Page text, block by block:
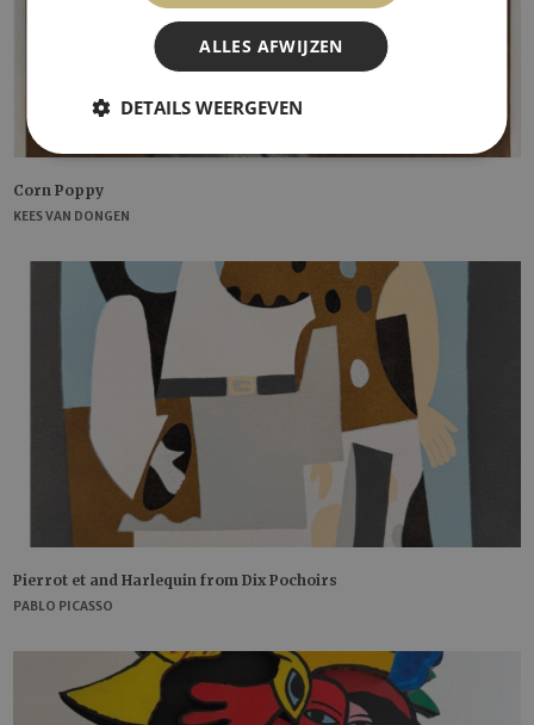
Corn Poppy
KEES VAN DONGEN
Pierrot et and Harlequin from Dix Pochoirs
PABLO PICASSO
ALLES AFWIJZEN
DETAILS WEERGEVEN